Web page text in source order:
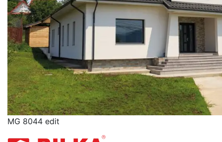
MG 8044 edit